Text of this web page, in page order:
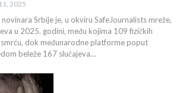
2025
Srbije je, u okviru SafeJournalists mreže,
u 2025. godini, među kojima 109 fizičkih
dok međunarodne platforme poput
beleže 167 slučajeva…